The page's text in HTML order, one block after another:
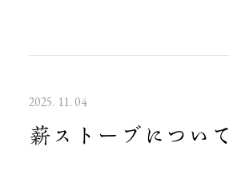
2025. 11. 04
薪ストーブについて